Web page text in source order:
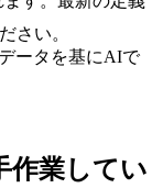
さい。
ータを基にAIで
作業してい